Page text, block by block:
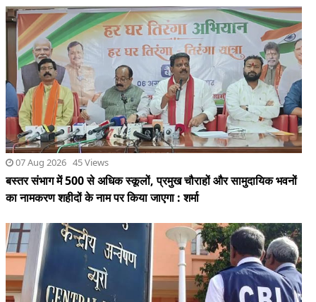
07 Aug 2026 45 Views
बस्तर संभाग में 500 से अधिक स्कूलों, प्रमुख चौराहों और सामुदायिक भवनों
का नामकरण शहीदों के नाम पर किया जाएगा : शर्मा
07 Aug 2026 51 Views
सीबीआई की चार्जशीट मेें बड़ा खुलासा,एनटीए के 3 एक्सपर्ट पर पेपर लीक
करने का आरोप